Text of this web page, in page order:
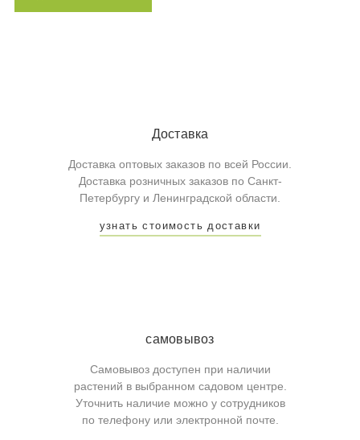
Доставка
Доставка оптовых заказов по всей России.
Доставка розничных заказов по Санкт-
Петербургу и Ленинградской области.
узнать стоимость доставки
самовывоз
Самовывоз доступен при наличии
растений в выбранном садовом центре.
Уточнить наличие можно у сотрудников
по телефону или электронной почте.